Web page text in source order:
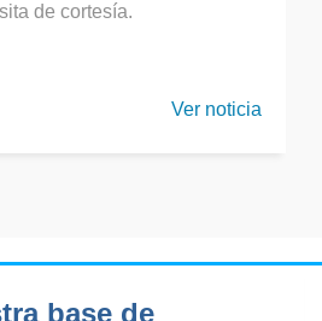
de cortesía.
Ver noticia
base de